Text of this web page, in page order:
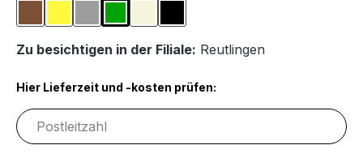
BraunGelbGrauGrünNaturfarben
Schwarz
Zu besichtigen in der Filiale: Reutlingen
Hier Lieferzeit und -kosten prüfen: